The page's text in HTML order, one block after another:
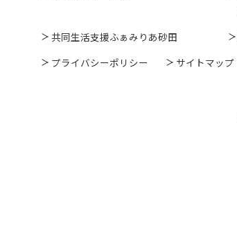
共同生活支援ふぁみりあ砂田
プライバシーポリシー
サイトマップ